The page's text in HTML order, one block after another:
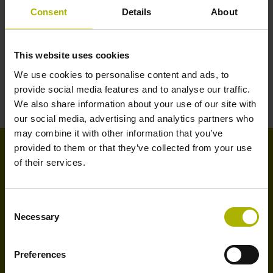
Consent Details About
This website uses cookies
We use cookies to personalise content and ads, to
provide social media features and to analyse our traffic.
We also share information about your use of our site with
our social media, advertising and analytics partners who
may combine it with other information that you’ve
provided to them or that they’ve collected from your use
of their services.
Selection
Necessary
Preferences
Verhoog de kostenefficiëntie van uw
machine
Wilt u meer weten over de
registratie van
probleem met een gerichte productie-analyse.